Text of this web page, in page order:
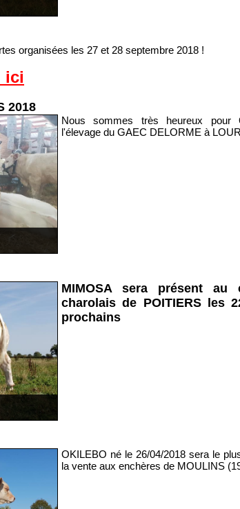
organisées les 27 et 28 septembre 2018 !
ici
2018
Nous sommes très heureux pour
l'élevage du GAEC DELORME à
MIMOSA sera présent au
charolais de POITIERS les
prochains
OKILEBO né le 26/04/2018 sera le
la vente aux enchères de MOULINS